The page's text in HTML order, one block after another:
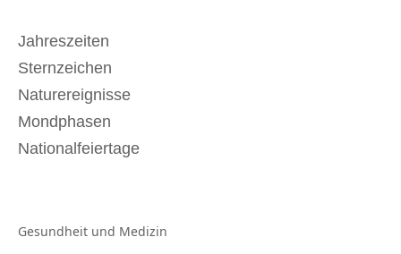
Jahreszeiten
Sternzeichen
Naturereignisse
Mondphasen
Nationalfeiertage
Gesundheit und Medizin